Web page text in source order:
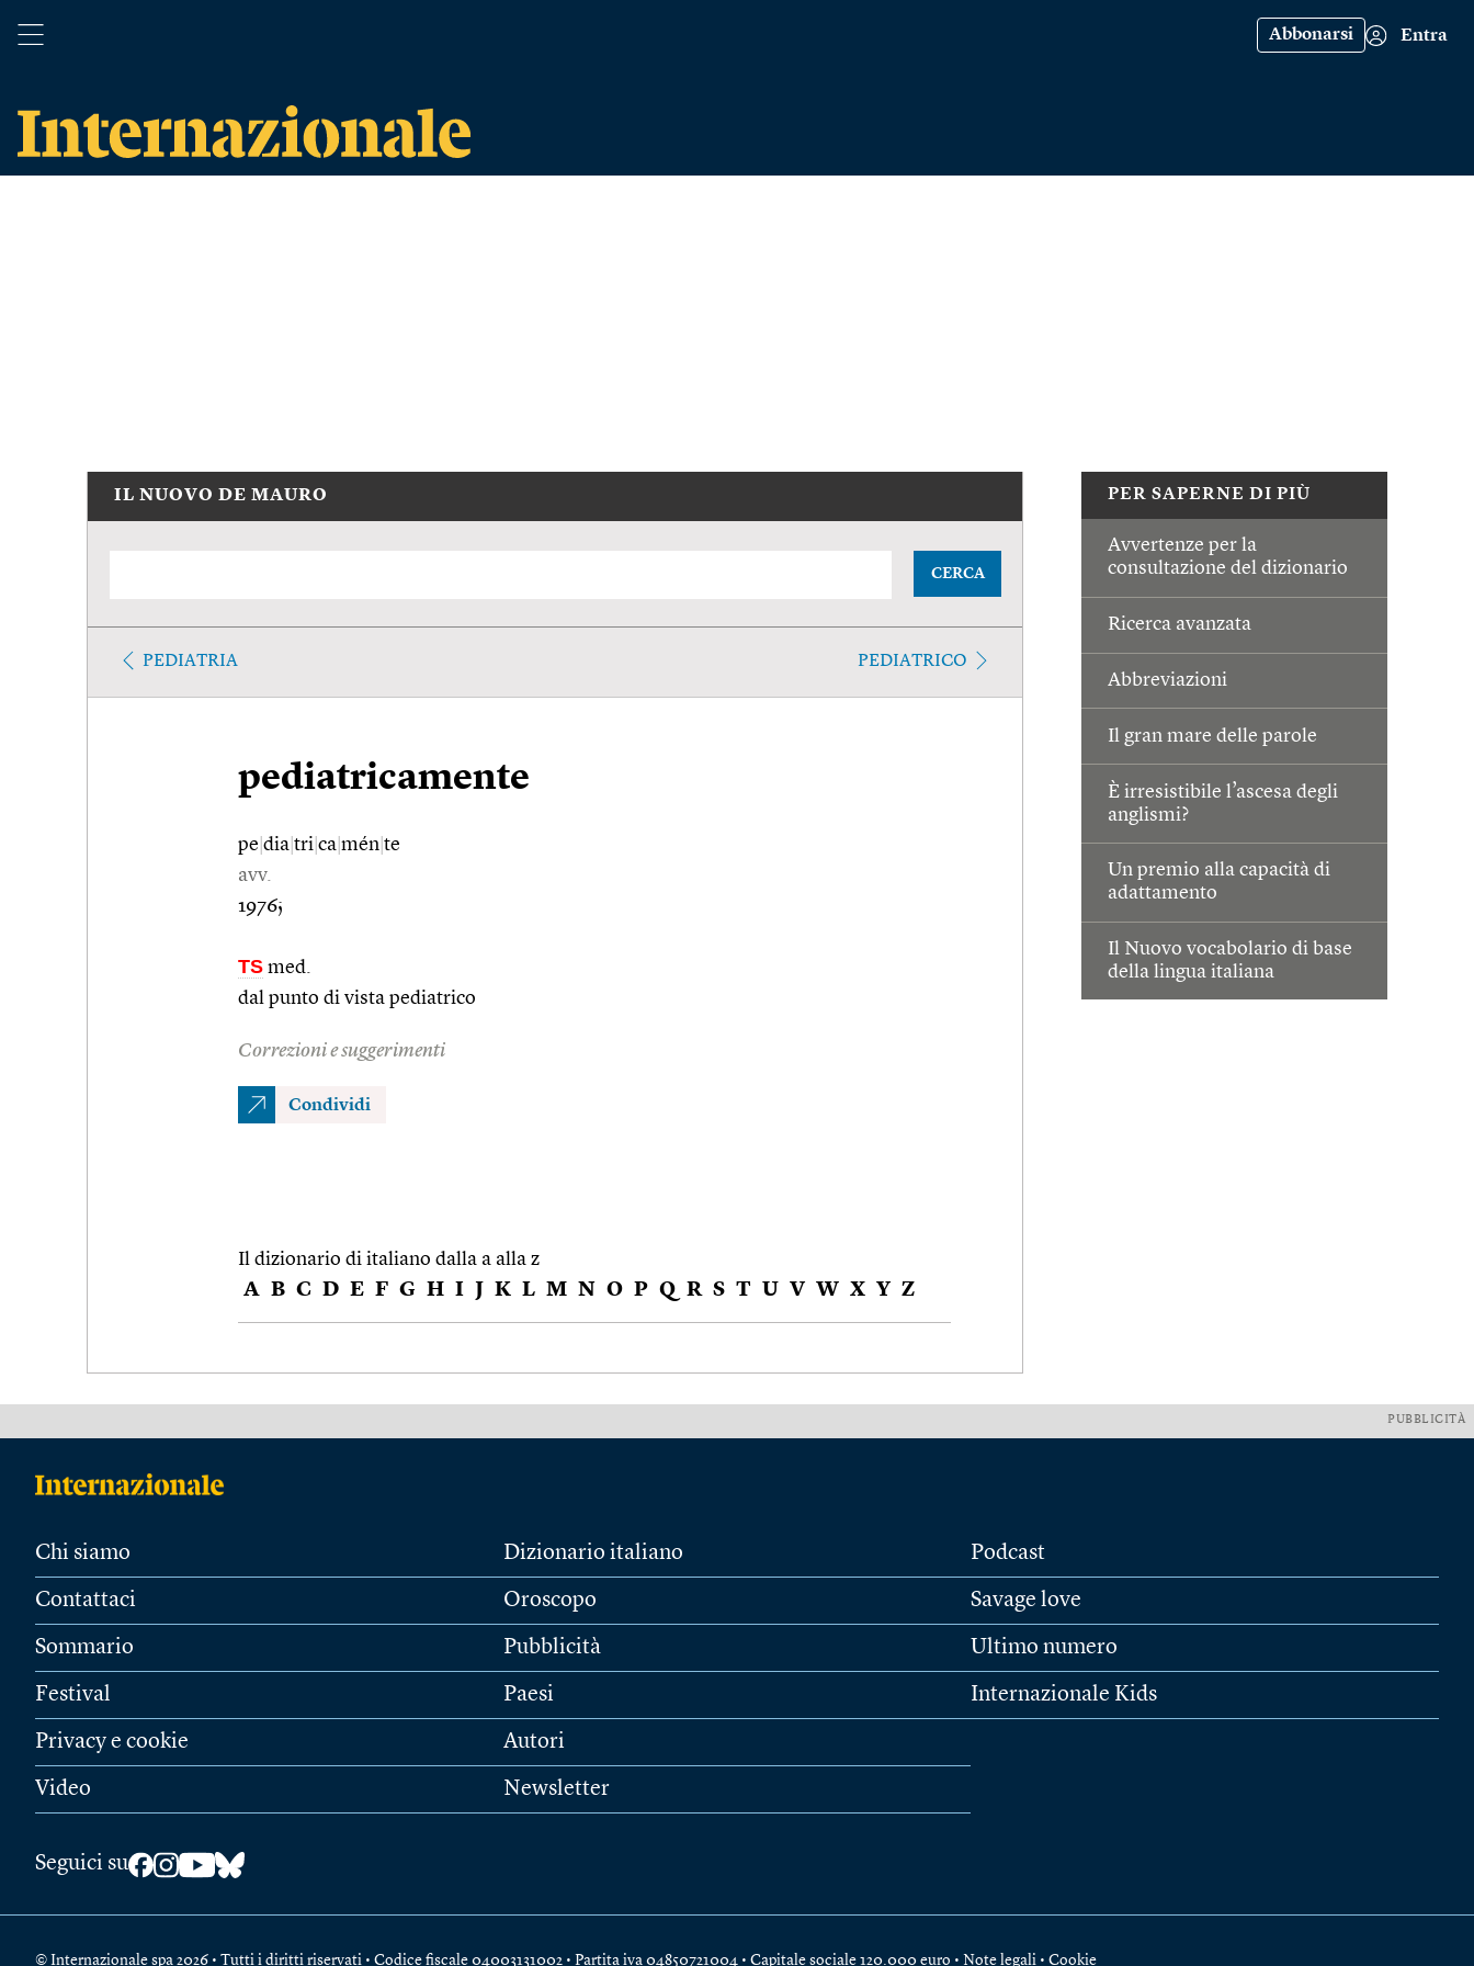
Abbonarsi Entra
PER SAPERNE DI PIÙ
Avvertenze per la
consultazione del dizionario
Ricerca avanzata
Abbreviazioni
Il gran mare delle parole
È irresistibile l’ascesa degli
anglismi?
Un premio alla capacità di
adattamento
Il Nuovo vocabolario di base
della lingua italiana
IL NUOVO DE MAURO
CERCA
PEDIATRIA PEDIATRICO
pediatricamente
pe dia tri ca mén te
avv.
1976;
TS med.
dal punto di vista pediatrico
Correzioni e suggerimenti
Condividi
Il dizionario di italiano dalla a alla z
A B C D E F G H I J K L M N O P Q R S T U V W X Y Z
PUBBLICITÀ
Chi siamo
Contattaci
Sommario
Festival
Privacy e cookie
Video
Dizionario italiano
Oroscopo
Pubblicità
Paesi
Autori
Newsletter
Podcast
Savage love
Ultimo numero
Internazionale Kids
Seguici su
© Internazionale spa 2026 • Tutti i diritti riservati • Codice fiscale 04003131002 • Partita iva 04850721004 • Capitale sociale 120.000 euro • Note legali • Cookie